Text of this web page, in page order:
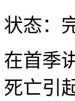
状态：
在首季
死亡引